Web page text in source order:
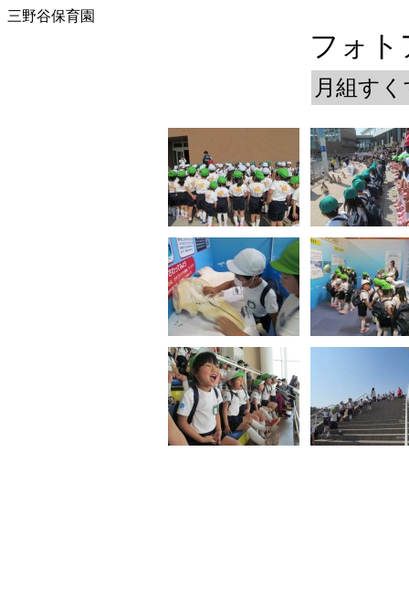
三野谷保育園
フォト
月組す